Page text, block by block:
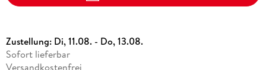
Zustellung: Di, 11.08. - Do, 13.08.
Sofort lieferbar
Versandkostenfrei